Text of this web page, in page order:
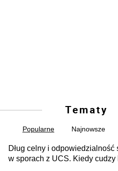
Tematy
Popularne Najnowsze
Dług celny i odpowiedzialność
w sporach z UCS. Kiedy cudzy